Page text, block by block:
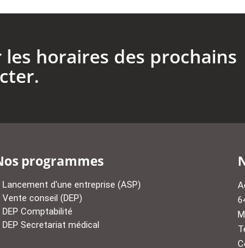
horaires des prochains
programmes
Lancement d'une entreprise (ASP)
Vente conseil (DEP)
DEP Comptabilité
DEP Secretariat médical